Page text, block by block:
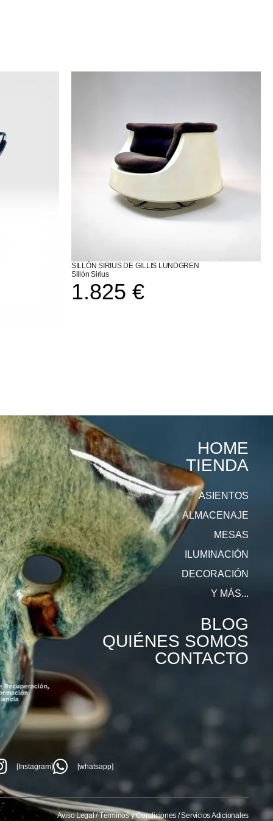
SILLÓN SIRIUS DE GILLIS LUNDGREN
Sillón Sirius
1.825 €
HOME
TIENDA
ASIENTOS
ALMACENAJE
MESAS
ILUMINACIÓN
DECORACIÓN
Y MÁS...
BLOG
QUIÉNES SOMOS
CONTACTO
[Instagram] [whatsapp]
Aviso Legal/Términos y Condiciones /Servicios Adicionales